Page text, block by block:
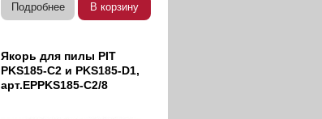
Подробнее В корзину
Якорь для пилы PIT
PKS185-C2 и PKS185-D1,
арт.EPPKS185-C2/8